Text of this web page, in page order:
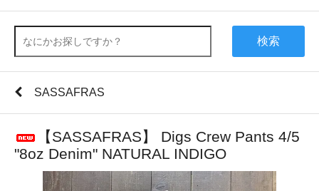
検索
SASSAFRAS
【SASSAFRAS】 Digs Crew Pants 4/5
"8oz Denim" NATURAL INDIGO